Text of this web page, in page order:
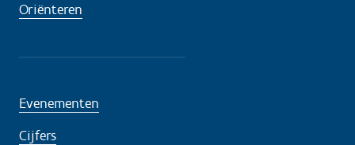
Oriënteren
Evenementen
Cijfers